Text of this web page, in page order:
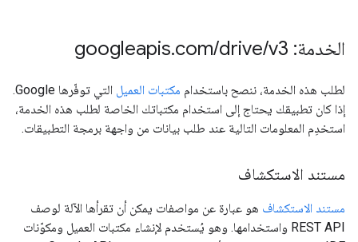
الخدمة: googleapis .com/drive/v3
لطلب هذه الخدمة، ننصح باستخدام مكتبات العميل
التي توفّرها Google.
إذا كان تطبيقك يحتاج إلى استخدام مكتباتك الخاصة لطلب هذه الخدمة،
استخدِم المعلومات التالية عند طلب بيانات من واجهة برمجة التطبيقات.
مستند الاستكشاف
مستند الاستكشاف هو عبارة عن مواصفات يمكن أن تقرأها الآلة لوصف
REST API واستخدامها. وهو يُستخدم لإنشاء مكتبات العميل ومكوّنات